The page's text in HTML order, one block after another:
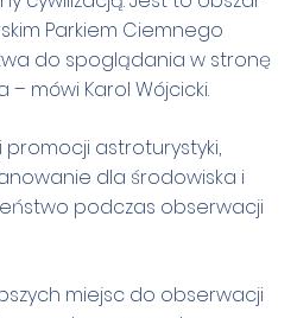
Parkiem Ciemnego
do spoglądania w stronę
mówi Karol Wójcicki.
promocji astroturystyki,
dla środowiska i
podczas obserwacji
miejsc do obserwacji